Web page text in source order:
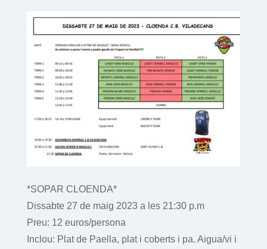
*SOPAR CLOENDA*
Dissabte 27 de maig 2023 a les 21:30 p.m
Preu: 12 euros/persona
Inclou: Plat de Paella, plat i coberts i pa. Aigua/vi i